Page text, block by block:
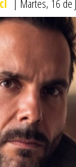
| Martes, 16 de